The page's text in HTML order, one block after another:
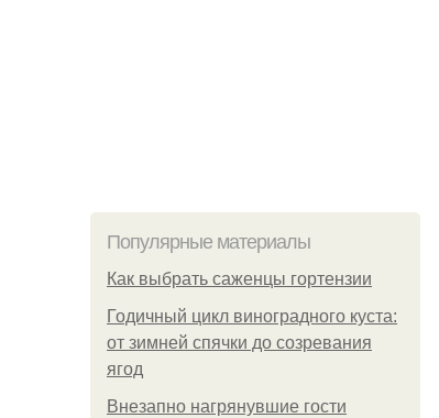
Популярные материалы
Как выбрать саженцы гортензии
Годичный цикл виноградного куста:
от зимней спячки до созревания
ягод
Внезапно нагрянувшие гости